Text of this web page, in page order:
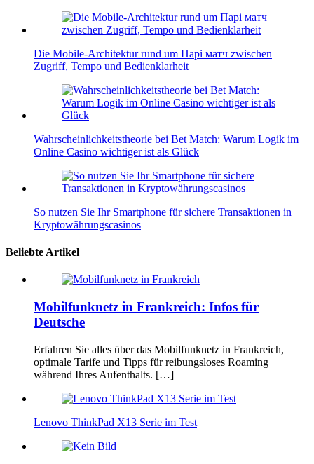
Die Mobile-Architektur rund um Парі матч zwischen
Zugriff, Tempo und Bedienklarheit
Wahrscheinlichkeitstheorie bei Bet Match: Warum Logik im
Online Casino wichtiger ist als Glück
So nutzen Sie Ihr Smartphone für sichere Transaktionen in
Kryptowährungscasinos
Beliebte Artikel
Mobilfunknetz in Frankreich: Infos für
Deutsche
Erfahren Sie alles über das Mobilfunknetz in Frankreich,
optimale Tarife und Tipps für reibungsloses Roaming
während Ihres Aufenthalts. […]
Lenovo ThinkPad X13 Serie im Test